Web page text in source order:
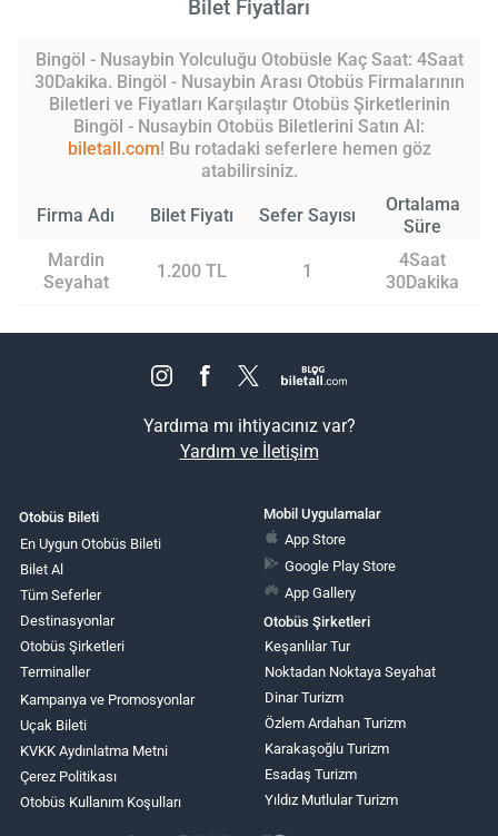
Bilet Fiyatları
Bingöl - Nusaybin Yolculuğu Otobüsle Kaç Saat: 4Saat
30Dakika. Bingöl - Nusaybin Arası Otobüs Firmalarının
Biletleri ve Fiyatları Karşılaştır Otobüs Şirketlerinin
Bingöl - Nusaybin Otobüs Biletlerini Satın Al:
biletall.com! Bu rotadaki seferlere hemen göz
atabilirsiniz.
Firma Adı Bilet Fiyatı Sefer Sayısı
Ortalama
Süre
Mardin
Seyahat
1.200 TL 1
4Saat
30Dakika
Yardıma mı ihtiyacınız var?
Yardım ve İletişim
Otobüs Bileti
En Uygun Otobüs Bileti
Bilet Al
Tüm Seferler
Destinasyonlar
Otobüs Şirketleri
Terminaller
Kampanya ve Promosyonlar
Uçak Bileti
KVKK Aydınlatma Metni
Çerez Politikası
Otobüs Kullanım Koşulları
Mobil Uygulamalar
App Store
Google Play Store
App Gallery
Otobüs Şirketleri
Keşanlılar Tur
Noktadan Noktaya Seyahat
Dinar Turizm
Özlem Ardahan Turizm
Karakaşoğlu Turizm
Esadaş Turizm
Yıldız Mutlular Turizm